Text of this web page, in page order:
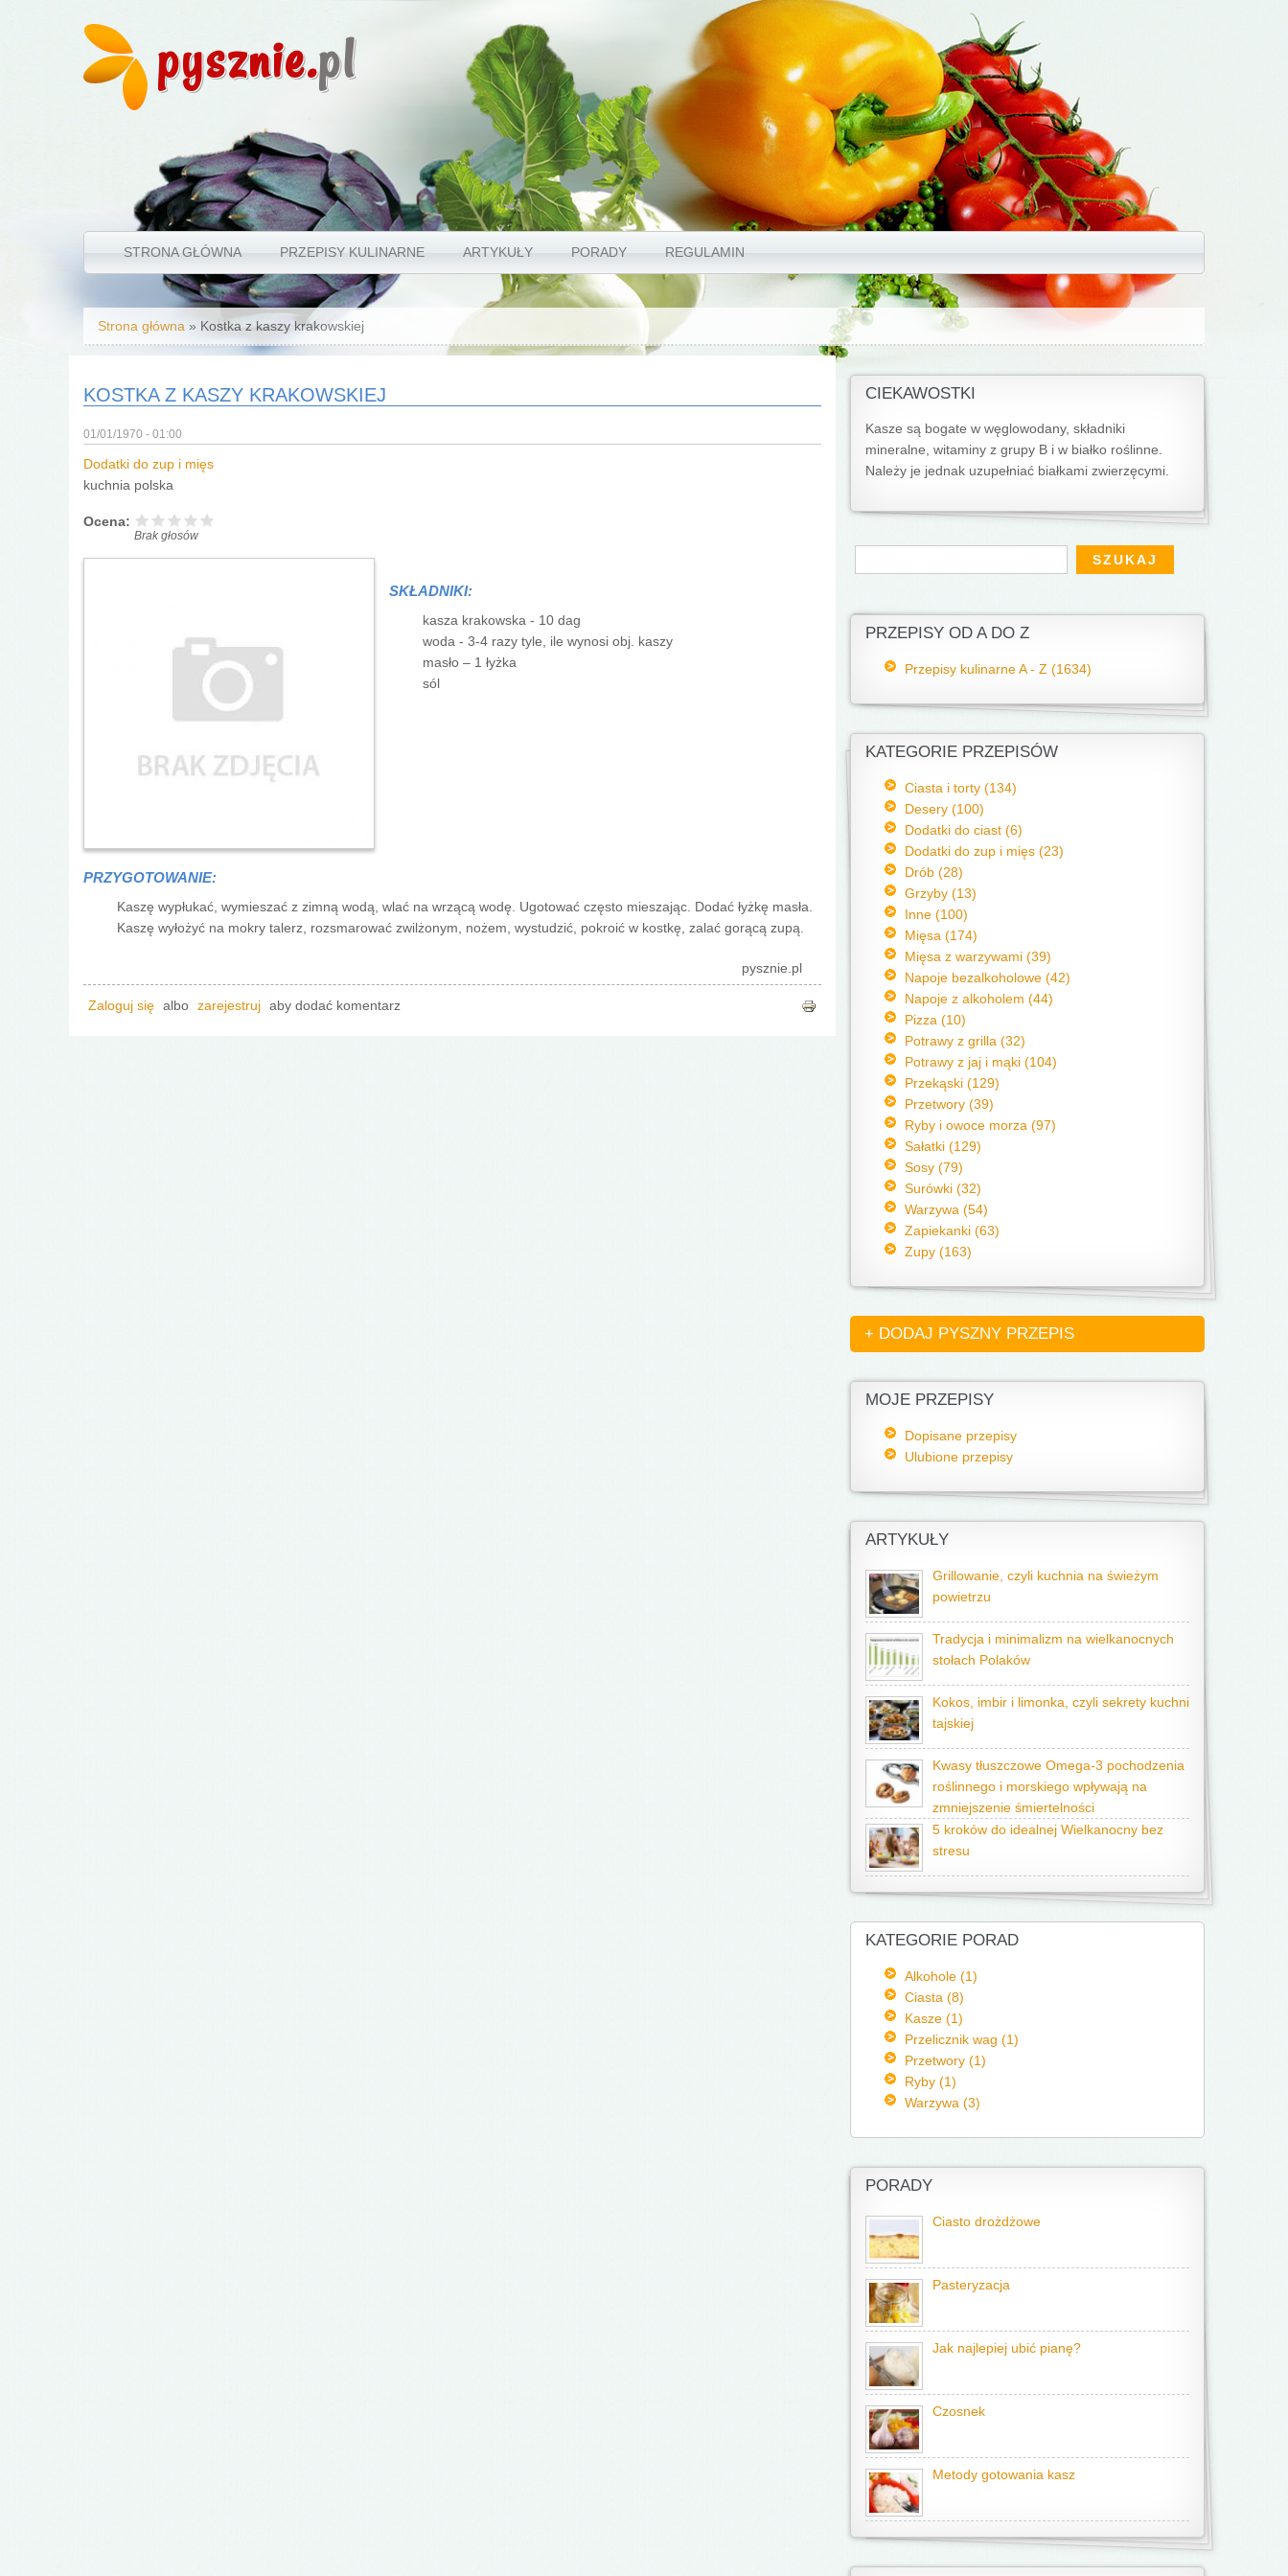
pysznie.pl
STRONA GŁÓWNA PRZEPISY KULINARNE ARTYKUŁY PORADY REGULAMIN
Jesteś tutaj
Strona główna » Kostka z kaszy krakowskiej
KOSTKA Z KASZY KRAKOWSKIEJ
01/01/1970 - 01:00
Dodatki do zup i mięs
kuchnia polska
Ocena:
Brak głosów
SKŁADNIKI:
kasza krakowska - 10 dag
woda - 3-4 razy tyle, ile wynosi obj. kaszy
masło – 1 łyżka
sól
PRZYGOTOWANIE:
Kaszę wypłukać, wymieszać z zimną wodą, wlać na wrzącą wodę. Ugotować często mieszając. Dodać łyżkę masła.
Kaszę wyłożyć na mokry talerz, rozsmarować zwilżonym, nożem, wystudzić, pokroić w kostkę, zalać gorącą zupą.
pysznie.pl
Zaloguj się albo zarejestruj aby dodać komentarz
CIEKAWOSTKI
Kasze są bogate w węglowodany, składniki
mineralne, witaminy z grupy B i w białko roślinne.
Należy je jednak uzupełniać białkami zwierzęcymi.
Formularz wyszukiwania
Szukaj
PRZEPISY OD A DO Z
Przepisy kulinarne A - Z (1634)
KATEGORIE PRZEPISÓW
Ciasta i torty (134)
Desery (100)
Dodatki do ciast (6)
Dodatki do zup i mięs (23)
Drób (28)
Grzyby (13)
Inne (100)
Mięsa (174)
Mięsa z warzywami (39)
Napoje bezalkoholowe (42)
Napoje z alkoholem (44)
Pizza (10)
Potrawy z grilla (32)
Potrawy z jaj i mąki (104)
Przekąski (129)
Przetwory (39)
Ryby i owoce morza (97)
Sałatki (129)
Sosy (79)
Surówki (32)
Warzywa (54)
Zapiekanki (63)
Zupy (163)
+ DODAJ PYSZNY PRZEPIS
MOJE PRZEPISY
Dopisane przepisy
Ulubione przepisy
ARTYKUŁY
Grillowanie, czyli kuchnia na świeżym
powietrzu
Tradycja i minimalizm na wielkanocnych
stołach Polaków
Kokos, imbir i limonka, czyli sekrety kuchni
tajskiej
Kwasy tłuszczowe Omega-3 pochodzenia
roślinnego i morskiego wpływają na
zmniejszenie śmiertelności
5 kroków do idealnej Wielkanocny bez
stresu
KATEGORIE PORAD
Alkohole (1)
Ciasta (8)
Kasze (1)
Przelicznik wag (1)
Przetwory (1)
Ryby (1)
Warzywa (3)
PORADY
Ciasto drożdżowe
Pasteryzacja
Jak najlepiej ubić pianę?
Czosnek
Metody gotowania kasz